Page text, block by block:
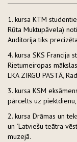
1. kursa KTM
Rūta Muktupāvela)
Auditorija tiks
4. kursa SKS Francija
Rietumeiropas
LKA ZIRGU PASTĀ,
3. kursa KSM
pārcelts uz
2. kursa Drāmas un
un "Latviešu teātra
muzejā.